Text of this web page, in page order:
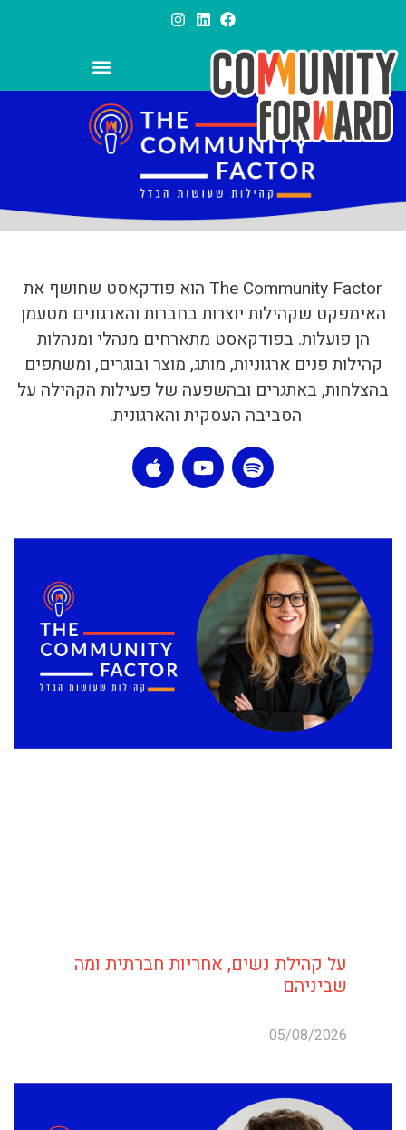
The Community Factor הוא פודקאסט שחושף את
האימפקט שקהילות יוצרות בחברות והארגונים מטעמן
הן פועלות. בפודקאסט מתארחים מנהלי ומנהלות
קהילות פנים ארגוניות, מותג, מוצר ובוגרים, ומשתפים
בהצלחות, באתגרים ובהשפעה של פעילות הקהילה על
הסביבה העסקית והארגונית.
על קהילת נשים, אחריות חברתית ומה
שביניהם
05/08/2026